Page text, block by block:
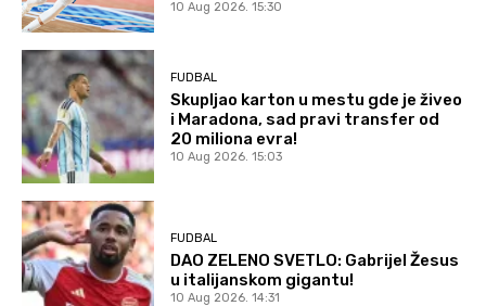
10 Aug 2026. 15:30
FUDBAL
Skupljao karton u mestu gde je živeo
i Maradona, sad pravi transfer od
20 miliona evra!
10 Aug 2026. 15:03
FUDBAL
DAO ZELENO SVETLO: Gabrijel Žesus
u italijanskom gigantu!
10 Aug 2026. 14:31